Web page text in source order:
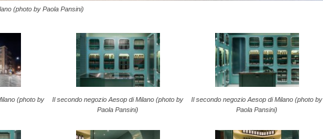
(photo by Paola Pansini)
(photo by
Il secondo negozio Aesop di Milano (photo by
Paola Pansini)
Il secondo negozio Aesop di Milano (photo by
Paola Pansini)